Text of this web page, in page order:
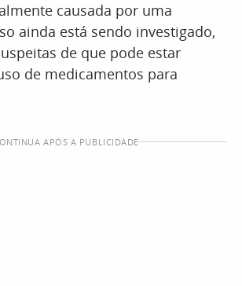
causada por uma
ainda está sendo investigado,
de que pode estar
de medicamentos para
APÓS A PUBLICIDADE